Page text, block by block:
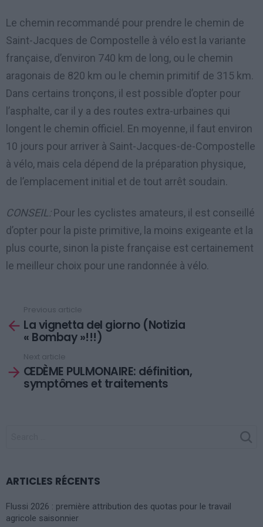
Le chemin recommandé pour prendre le chemin de
Saint-Jacques de Compostelle à vélo est la variante
française, d’environ 740 km de long, ou le chemin
aragonais de 820 km ou le chemin primitif de 315 km.
Dans certains tronçons, il est possible d’opter pour
l’asphalte, car il y a des routes extra-urbaines qui
longent le chemin officiel. En moyenne, il faut environ
10 jours pour arriver à Saint-Jacques-de-Compostelle
à vélo, mais cela dépend de la préparation physique,
de l’emplacement initial et de tout arrêt soudain.
CONSEIL:Pour les cyclistes amateurs, il est conseillé
d’opter pour la piste primitive, la moins exigeante et la
plus courte, sinon la piste française est certainement
le meilleur choix pour une randonnée à vélo.
more
Previous article
La vignetta del giorno (Notizia
« Bombay »!!!)
Next article
ŒDÈME PULMONAIRE: définition,
symptômes et traitements
ARTICLES RÉCENTS
Flussi 2026 : première attribution des quotas pour le travail
agricole saisonnier